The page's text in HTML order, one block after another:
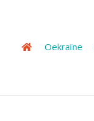
Oekraïne